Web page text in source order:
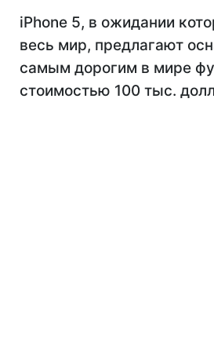
iPhone 5, в ожидании
весь мир, предлагают
самым дорогим в мире
стоимостью 100 тыс.